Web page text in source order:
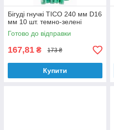
Бігуді гнучкі TICO 240 мм D16
мм 10 шт. темно-зелені
Готово до відправки
167,81 ₴ 173 ₴
Купити